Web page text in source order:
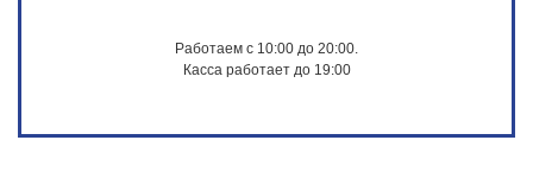
Работаем с 10:00 до 20:00.
Касса работает до 19:00